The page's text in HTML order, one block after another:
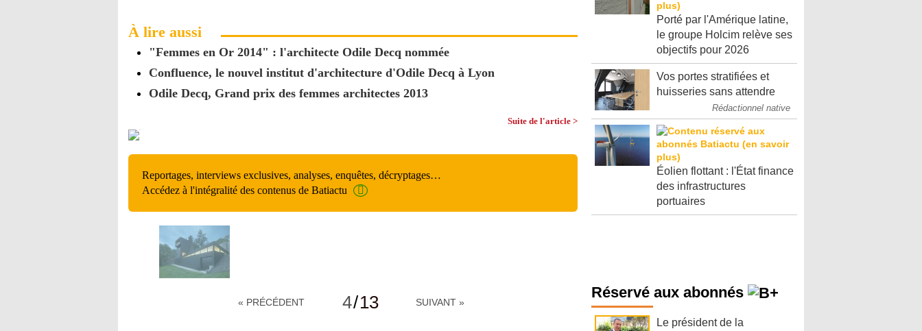
À lire aussi
"Femmes en Or 2014" : l'architecte Odile Decq nommée
Confluence, le nouvel institut d'architecture d'Odile Decq à Lyon
Odile Decq, Grand prix des femmes architectes 2013
Suite de l'article >
Reportages, interviews exclusives, analyses, enquêtes, décryptages…
Accédez à l'intégralité des contenus de Batiactu
« PRÉCÉDENT 4/13 SUIVANT »
Porté par l'Amérique latine,
le groupe Holcim relève ses
objectifs pour 2026
Vos portes stratifiées et
huisseries sans attendre
Rédactionnel native
Éolien flottant : l'État finance
des infrastructures
portuaires
Réservé aux abonnés
Le président de la